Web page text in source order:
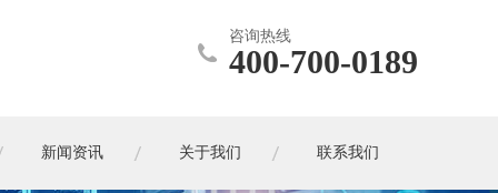
咨询热线
400-700-0189
新闻资讯 关于我们 联系我们